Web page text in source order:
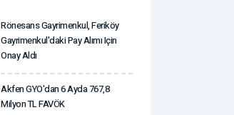
Rönesans Gayrimenkul, Feriköy
Gayrimenkul'daki Pay Alımı Için
Onay Aldı
Akfen GYO'dan 6 Ayda 767,8
Milyon TL FAVÖK